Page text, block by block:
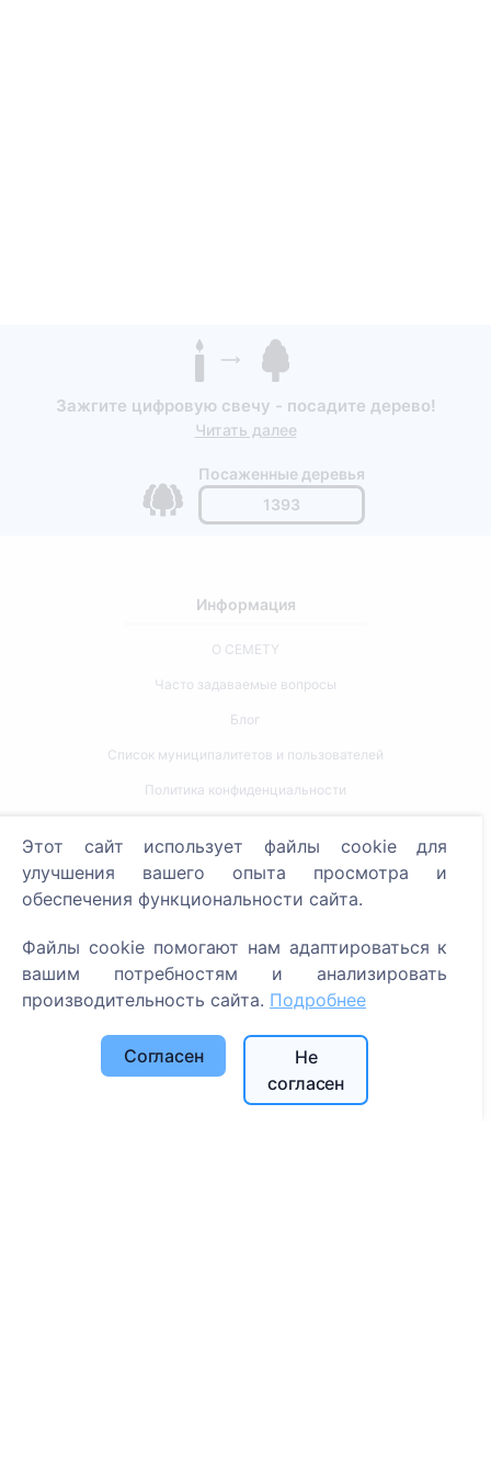
Зажгите цифровую свечу - посадите дерево!
Читать далее
Посаженные деревья
1393
Информация
О CEMETY
Часто задаваемые вопросы
Блог
Список муниципалитетов и пользователей
Политика конфиденциальности
Настройки cookie
Поиск
Поиск усопших
Услуги
Контакты
Этот сайт использует файлы cookie для
улучшения вашего опыта просмотра и
обеспечения функциональности сайта.
Файлы cookie помогают нам адаптироваться к
вашим потребностям и анализировать
производительность сайта. Подробнее
Согласен
Не
согласен